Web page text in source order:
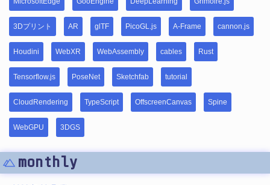
3Dプリント AR glTF PicoGL.js A-Frame cannon.js
Houdini WebXR WebAssembly cables Rust
Tensorflow.js PoseNet Sketchfab tutorial
CloudRendering TypeScript OffscreenCanvas Spine
WebGPU 3DGS
monthly